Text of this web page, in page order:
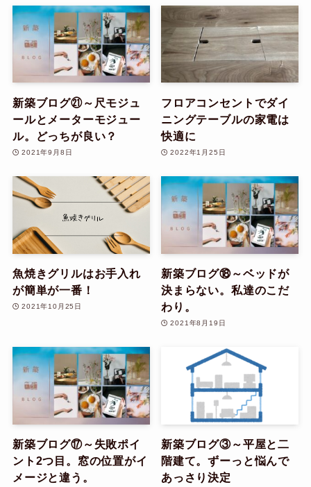
新築ブログ㉑～尺モジュ
ールとメーターモジュー
ル。どっちが良い？
2021年9月8日
フロアコンセントでダイ
ニングテーブルの家電は
快適に
2022年1月25日
魚焼きグリルはお手入れ
が簡単が一番！
2021年10月25日
新築ブログ⑱～ベッドが
決まらない。私達のこだ
わり。
2021年8月19日
新築ブログ⑰～失敗ポイ
ント2つ目。窓の位置がイ
メージと違う。
新築ブログ③～平屋と二
階建て。ずーっと悩んで
あっさり決定